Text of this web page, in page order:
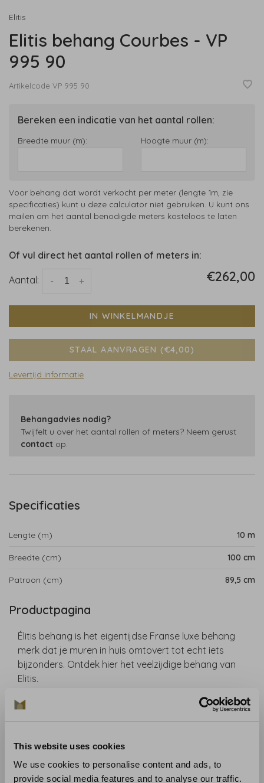
This website uses cookies
We use cookies to personalise content and ads, to
provide social media features and to analyse our traffic.
Elitis
Elitis behang Courbes - VP
995 90
Artikelcode VP 995 90
Bereken een indicatie van het aantal rollen:
Breedte muur (m): Hoogte muur (m):
Voor behang dat wordt verkocht per meter (lengte 1m, zie
specificaties) kunt u deze calculator niet gebruiken. U kunt ons
mailen om het aantal benodigde meters kosteloos te laten
berekenen.
Of vul direct het aantal rollen of meters in:
Aantal: +
- €262,00
IN WINKELMANDJE
STAAL AANVRAGEN (€4,00)
Levertijd informatie
Behangadvies nodig?
Twijfelt u over het aantal rollen of meters? Neem gerust
contact op.
Specificaties
Lengte (m) 10 m
Breedte (cm) 100 cm
Patroon (cm) 89,5 cm
Productpagina
Élitis behang is het eigentijdse Franse luxe behang
merk dat je muren in huis omtovert tot echt iets
bijzonders. Ontdek hier het veelzijdige behang van
Elitis.
De collectie Cordes sensibles van Élitis is in
samenwerking met de kunstenares Véronique de
herhalingen zijn een kenmerk van Véronique's
kenmerkende stukken, van het geduld dat door haar
werk stroomt en van de subtiele nuances van haar